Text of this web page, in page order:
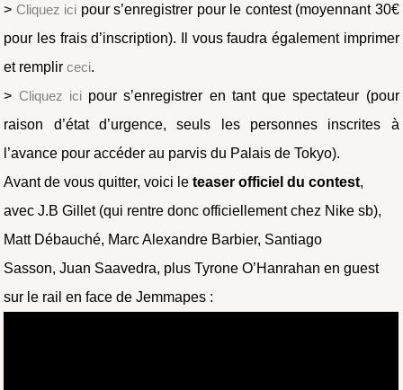
> Cliquez ici pour s’enregistrer pour le contest (moyennant 30€
pour les frais d’inscription). Il vous faudra également imprimer
et remplirceci.
> Cliquez icipour s’enregistrer en tant que spectateur (pour
raison d’état d’urgence, seuls les personnes inscrites à
l’avance pour accéder au parvis du Palais de Tokyo).
Avant de vous quitter, voici leteaser officiel du contest,
avec J.B Gillet (qui rentre donc officiellement chez Nike sb),
Matt Débauché, Marc Alexandre Barbier, Santiago
Sasson, Juan Saavedra, plus Tyrone O’Hanrahan en guest
sur le rail en face de Jemmapes :